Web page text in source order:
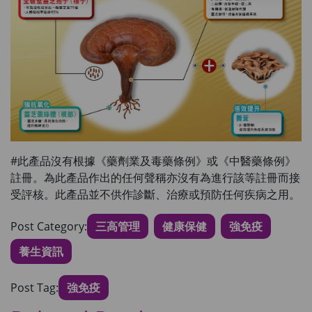
#此產品沒有根據《藥劑業及毒藥條例》或《中醫藥條例》
註冊。為此產品作出的任何聲稱亦沒有為進行該等註冊而接
受評核。此產品並不供作診斷、治療或預防任何疾病之用。
Post Category: 三高管理 健康保健
強免疫
養生資訊
Post Tag: 強免疫